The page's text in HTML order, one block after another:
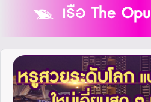
เรือ The